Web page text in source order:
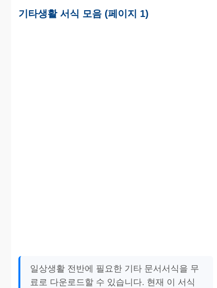
기타생활 서식 모음 (페이지 1)
일상생활 전반에 필요한 기타 문서서식을 무
료로 다운로드할 수 있습니다. 현재 이 서식